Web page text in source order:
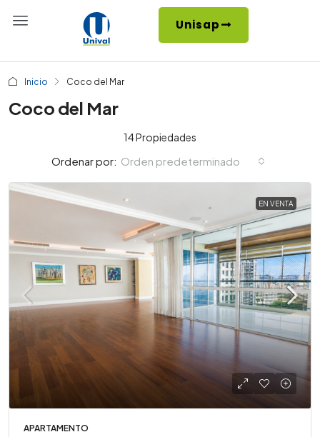
Unisap
Inicio Coco del Mar
Coco del Mar
14 Propiedades
Ordenar por: Orden predeterminado
EN VENTA
APARTAMENTO